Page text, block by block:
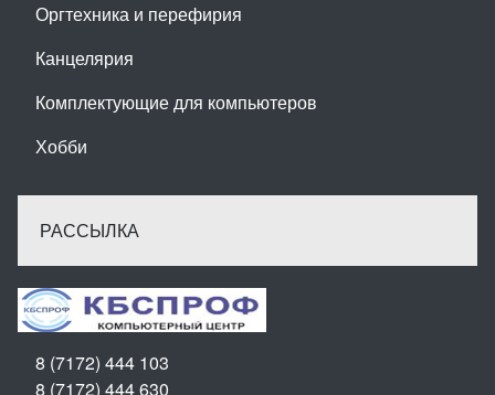
Оргтехника и перефирия
Канцелярия
Комплектующие для компьютеров
Хобби
РАССЫЛКА
8 (7172) 444 103
8 (7172) 444 630